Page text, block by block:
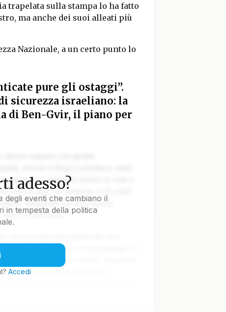
trapelata sulla stampa lo ha fatto
ma anche dei suoi alleati più
Nazionale, a un certo punto lo
pure gli ostaggi”.
sicurezza israeliano: la
di Ben-Gvir, il piano per
il coraggio di issare le vele e
non è solo un articolo: è la rotta
disegnata tra burrasche
di cannone.
Terra navigano tra arcipelaghi di
nella notte. Ma a bordo di questa
una rotta già battuta: ci
adesso?
degli eventi che cambiano il
in tempesta della politica
Accedi